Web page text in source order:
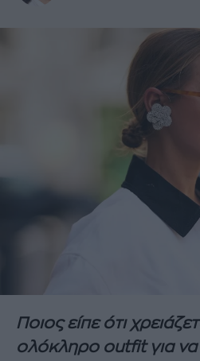
Ποιος είπε ότι
ολόκληρο outfit για